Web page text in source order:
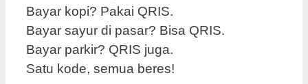
Bayar kopi? Pakai QRIS.
Bayar sayur di pasar? Bisa QRIS.
Bayar parkir? QRIS juga.
Satu kode, semua beres!